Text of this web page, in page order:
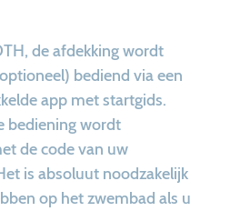
de afdekking wordt
bediend via een
app met startgids.
bediening wordt
de code van uw
is absoluut noodzakelijk
op het zwembad als u